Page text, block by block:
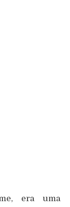
era uma